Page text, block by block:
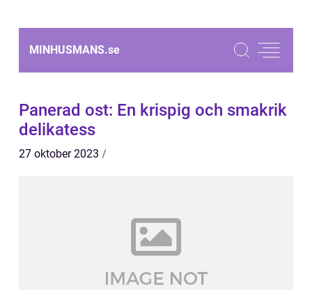
MINHUSMANS.se
Panerad ost: En krispig och smakrik
delikatess
27 oktober 2023